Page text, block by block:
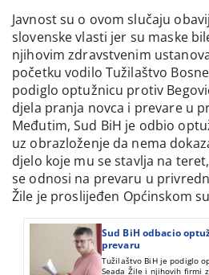
Javnost su o ovom slučaju
slovenske vlasti jer su maske
njihovim zdravstvenim
početku vodilo Tužilaštvo
podiglo optužnicu protiv
djela pranja novca i prevare u
Međutim, Sud BiH je odbio
uz obrazloženje da nema
djelo koje mu se stavlja na
se odnosi na prevaru u
Žile je proslijeđen Općinskom
Sud BiH odbacio
prevaru
Tužilaštvo BiH je podiglo
Seada Žile i njihovih firmi